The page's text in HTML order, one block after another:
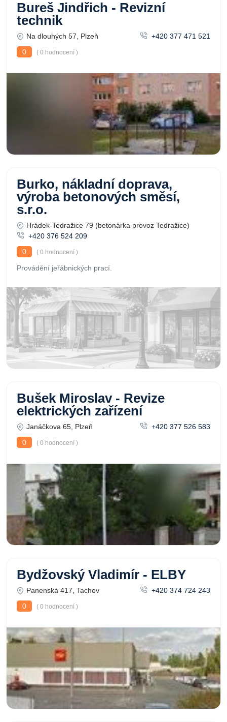
Bureš Jindřich - Revizní
technik
Na dlouhých 57, Plzeň
+420 377 471 521
0
( 0 hodnocení )
Burko, nákladní doprava,
výroba betonových směsí,
s.r.o.
Hrádek-Tedražice 79 (betonárka provoz Tedražice)
+420 376 524 209
0
( 0 hodnocení )
Provádění jeřábnických prací.
Bušek Miroslav - Revize
elektrických zařízení
Janáčkova 65, Plzeň
+420 377 526 583
0
( 0 hodnocení )
Bydžovský Vladimír - ELBY
Panenská 417, Tachov
+420 374 724 243
0
( 0 hodnocení )